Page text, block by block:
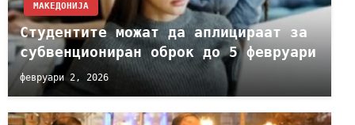
МАКЕДОНИЈА
Студентите можат да аплицираат за
субвенциониран оброк до 5 февруари
февруари 2, 2026